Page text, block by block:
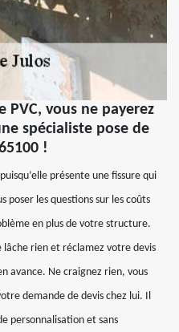
vous ne payerez
spécialiste pose de
!
présente une fissure qui
poser les questions sur les coûts
en plus de votre structure.
lâche rien et réclamez votre devis
avance. Ne craignez rien, vous
demande de devis chez lui. Il
personnalisation et sans